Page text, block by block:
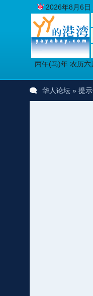
丙午(马)年 农历六
2026年8月6日
华人论坛» 提示